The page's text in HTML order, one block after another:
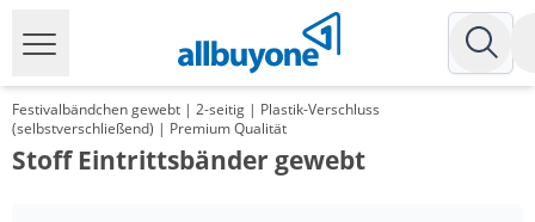
Festivalbändchen gewebt | 2-seitig | Plastik-Verschluss
(selbstverschließend) | Premium Qualität
Stoff Eintrittsbänder gewebt